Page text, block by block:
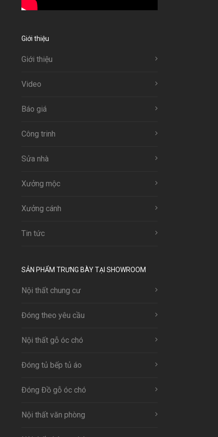
Giới thiệu
Giới thiệu
Video
Báo giá
Công trinh
Sửa nhà
Xưởng mộc
Xưởng cánh
Tin tức
SẢN PHẨM TRƯNG BÀY TẠI SHOWROOM
Nội thất chung cư
Đóng theo yêu cầu
Nội thất gỗ óc chó
Đóng tủ bếp tủ áo
Đóng Đồ gỗ óc chó
Nội thất văn phòng